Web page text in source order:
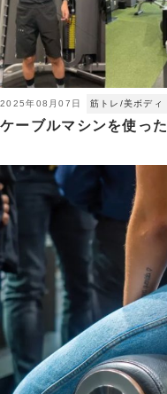
2025年08月07日 筋トレ/美ボディ
ケーブルマシンを使っ